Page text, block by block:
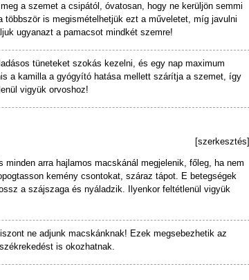
a szemet a csipától, óvatosan, hogy ne kerüljön semmi
többször is megismételhetjük ezt a műveletet, míg javulni
ugyanazt a pamacsot mindkét szemre!
tüneteket szokás kezelni, és egy nap maximum
a kamilla a gyógyító hatása mellett szárítja a szemet, így
vigyük orvoshoz!
[szerkesztés]
minden arra hajlamos macskánál megjelenik, főleg, ha nem
kemény csontokat, száraz tápot. E betegségek
a szájszaga és nyáladzik. Ilyenkor feltétlenül vigyük
ne adjunk macskánknak! Ezek megsebezhetik az
is okozhatnak.